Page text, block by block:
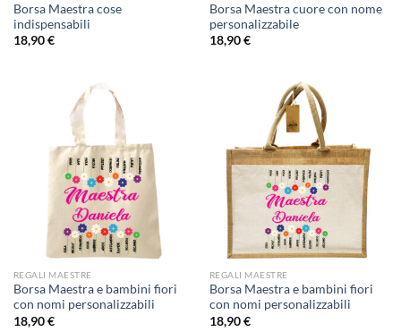
Borsa Maestra cose
indispensabili
18,90€
Borsa Maestra cuore con nome
personalizzabile
18,90€
REGALI MAESTRE
Borsa Maestra e bambini fiori
con nomi personalizzabili
18,90€
REGALI MAESTRE
Borsa Maestra e bambini fiori
con nomi personalizzabili
18,90€